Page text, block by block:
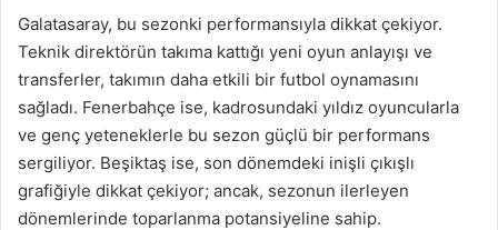
Galatasaray, bu sezonki performansıyla dikkat çekiyor.
Teknik direktörün takıma kattığı yeni oyun anlayışı ve
transferler, takımın daha etkili bir futbol oynamasını
sağladı. Fenerbahçe ise, kadrosundaki yıldız oyuncularla
ve genç yeteneklerle bu sezon güçlü bir performans
sergiliyor. Beşiktaş ise, son dönemdeki inişli çıkışlı
grafiğiyle dikkat çekiyor; ancak, sezonun ilerleyen
dönemlerinde toparlanma potansiyeline sahip.